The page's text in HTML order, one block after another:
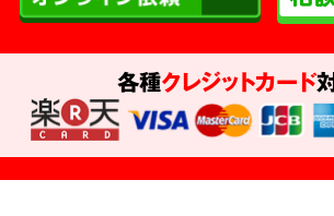
各種クレジットカード